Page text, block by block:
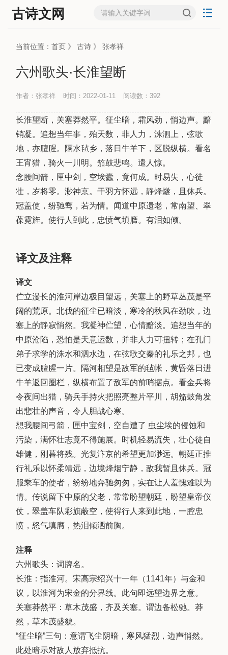
古诗文网
当前位置：首页 》古诗 》张孝祥
六州歌头·长淮望断
作者：张孝祥 时间：2022-01-11 阅读数： 392
长淮望断，关塞莽然平。征尘暗，霜风劲，悄边声。黯
销凝。追想当年事，殆天数，非人力，洙泗上，弦歌
地，亦膻腥。隔水毡乡，落日牛羊下，区脱纵横。看名
王宵猎，骑火一川明。笳鼓悲鸣。遣人惊。
念腰间箭，匣中剑，空埃蠹，竟何成。时易失，心徒
壮，岁将零。渺神京。干羽方怀远，静烽燧，且休兵。
冠盖使，纷驰骛，若为情。闻道中原遗老，常南望、翠
葆霓旌。使行人到此，忠愤气填膺。有泪如倾。
译文及注释
译文
伫立漫长的淮河岸边极目望远，关塞上的野草丛茂是平
阔的荒原。北伐的征尘已暗淡，寒冷的秋风在劲吹，边
塞上的静寂悄然。我凝神伫望，心情黯淡。追想当年的
中原沧陷，恐怕是天意运数，并非人力可扭转；在孔门
弟子求学的洙水和泗水边，在弦歌交秦的礼乐之邦，也
已变成膻腥一片。隔河相望是敌军的毡帐，黄昏落日进
牛羊返回圈栏，纵横布置了敌军的前哨据点。看金兵将
令夜间出猎，骑兵手持火把照亮整片平川，胡笳鼓角发
出悲壮的声音，令人胆战心寒。
想我腰间弓箭，匣中宝剑，空自遭了 虫尘埃的侵蚀和
污染，满怀壮志竟不得施展。时机轻易流失，壮心徒自
雄健，刚暮将残。光复汴京的希望更加渺远。朝廷正推
行礼乐以怀柔靖远，边境烽烟宁静，敌我暂且休兵。冠
服乘车的使者，纷纷地奔驰匆匆，实在让人羞愧难以为
情。传说留下中原的父老，常常盼望朝廷，盼望皇帝仪
仗，翠盖车队彩旗蔽空，使得行人来到此地，一腔忠
愤，怒气填膺，热泪倾洒前胸。
注释
六州歌头：词牌名。
长淮：指淮河。宋高宗绍兴十一年（1141年）与金和
议，以淮河为宋金的分界线。此句即远望边界之意。
关塞莽然平：草木茂盛，齐及关塞。谓边备松驰。莽
然，草木茂盛貌。
“征尘暗”三句：意谓飞尘阴暗，寒风猛烈，边声悄然。
此处暗示对敌人放弃抵抗。